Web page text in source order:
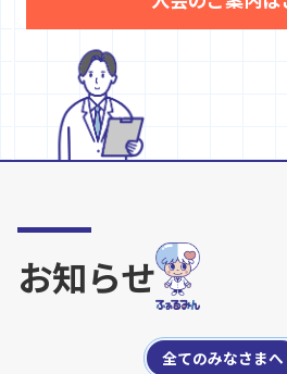
お知らせ
全てのみなさまへ